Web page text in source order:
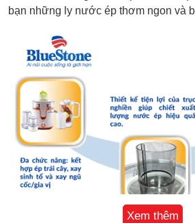
bạn những ly nước ép thơm ngon và
Xem thêm